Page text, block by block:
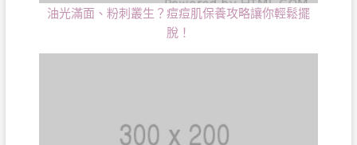
油光滿面、粉刺叢生？痘痘肌保養攻略讓你輕鬆擺
脫！